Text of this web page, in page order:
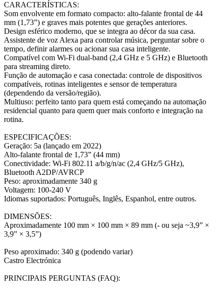
CARACTERÍSTICAS:
Som envolvente em formato compacto: alto-falante frontal de 44
mm (1,73”) e graves mais potentes que gerações anteriores.
Design esférico moderno, que se integra ao décor da sua casa.
Assistente de voz Alexa para controlar música, perguntar sobre o
tempo, definir alarmes ou acionar sua casa inteligente.
Compatível com Wi-Fi dual-band (2,4 GHz e 5 GHz) e Bluetooth
para streaming direto.
Função de automação e casa conectada: controle de dispositivos
compatíveis, rotinas inteligentes e sensor de temperatura
(dependendo da versão/região).
Multiuso: perfeito tanto para quem está começando na automação
residencial quanto para quem quer mais conforto e integração na
rotina.
ESPECIFICAÇÕES:
Geração: 5a (lançado em 2022)
Alto-falante frontal de 1,73” (44 mm)
Conectividade: Wi-Fi 802.11 a/b/g/n/ac (2,4 GHz/5 GHz),
Bluetooth A2DP/AVRCP
Peso: aproximadamente 340 g
Voltagem: 100-240 V
Idiomas suportados: Português, Inglês, Espanhol, entre outros.
DIMENSÕES:
Aproximadamente 100 mm × 100 mm × 89 mm (- ou seja ~3,9” ×
3,9” × 3,5”)
Peso aproximado: 340 g (podendo variar)
Castro Electrónica
PRINCIPAIS PERGUNTAS (FAQ):